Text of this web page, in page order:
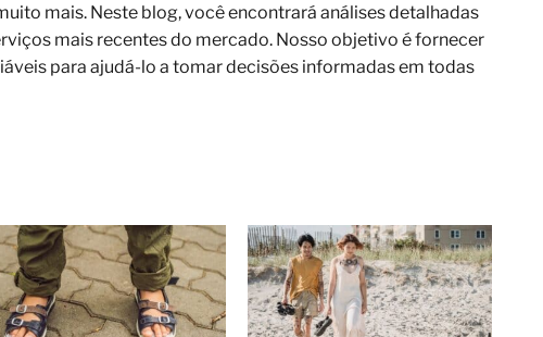
mais. Neste blog, você encontrará análises detalhadas
mais recentes do mercado. Nosso objetivo é fornecer
para ajudá-lo a tomar decisões informadas em todas